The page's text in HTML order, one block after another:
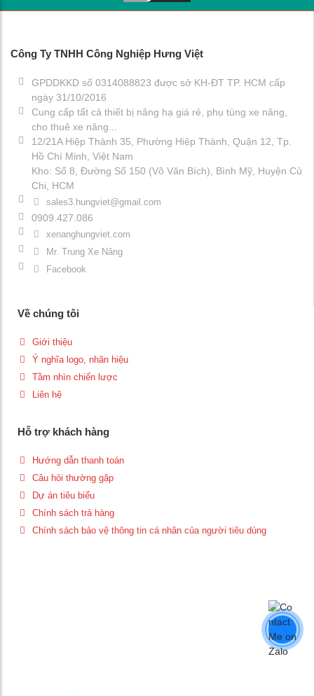
Công Ty TNHH Công Nghiệp Hưng Việt
GPDDKKD số 0314088823 được sở KH-ĐT TP. HCM cấp
ngày 31/10/2016
Cung cấp tất cả thiết bị nâng hạ giá rẻ, phụ tùng xe nâng,
cho thuê xe nâng...
12/21A Hiệp Thành 35, Phường Hiệp Thành, Quận 12, Tp.
Hồ Chí Minh, Việt Nam
Kho: Số 8, Đường Số 150 (Võ Văn Bích), Bình Mỹ, Huyện Củ
Chi, HCM
sales3.hungviet@gmail.com
0909.427.086
xenanghungviet.com
Mr. Trung Xe Nâng
Facebook
Về chúng tôi
Giới thiệu
Ý nghĩa logo, nhãn hiệu
Tầm nhìn chiến lược
Liên hệ
Hỗ trợ khách hàng
Hướng dẫn thanh toán
Câu hỏi thường gặp
Dự án tiêu biểu
Chính sách trả hàng
Chính sách bảo vệ thông tin cá nhân của người tiêu dùng